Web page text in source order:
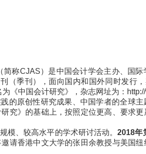
简称CJAS）是中国会计学会主办、国
（季刊），面向国内和国外同时发行
《中国会计研究》，杂志网址为：
的原创性研究成果、中国学者的全球
究》的基础上，按照定位更高、要求
模、较高水平的学术研讨活动。2018年
请香港中文大学的张田余教授与美国